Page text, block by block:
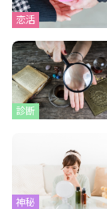
恋活
診断
神秘